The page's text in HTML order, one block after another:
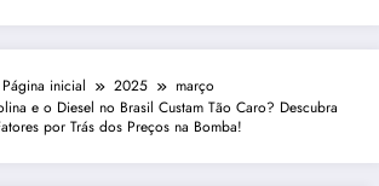
Página inicial 2025
março
e o Diesel no Brasil Custam Tão Caro? Descubra
por Trás dos Preços na Bomba!